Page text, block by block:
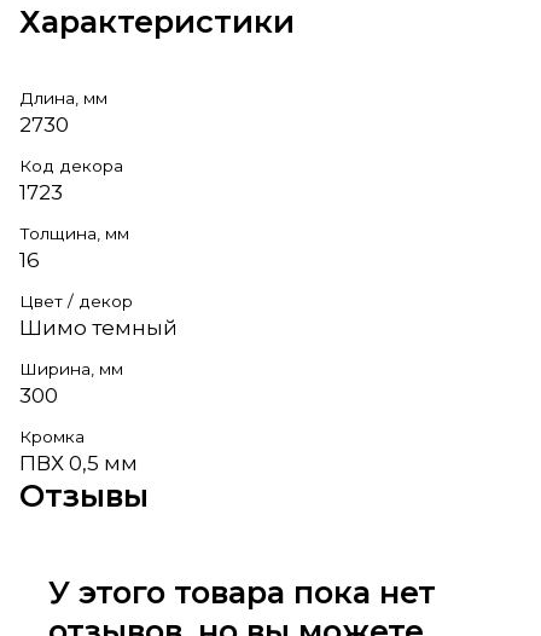
Характеристики
Длина, мм
2730
Код декора
1723
Толщина, мм
16
Цвет / декор
Шимо темный
Ширина, мм
300
Кромка
ПВХ 0,5 мм
Отзывы
У этого товара пока нет